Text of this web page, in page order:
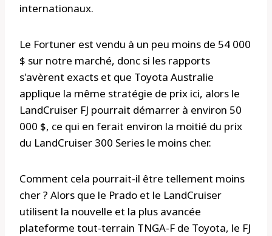
internationaux.
Le Fortuner est vendu à un peu moins de 54 000
$ sur notre marché, donc si les rapports
s'avèrent exacts et que Toyota Australie
applique la même stratégie de prix ici, alors le
LandCruiser FJ pourrait démarrer à environ 50
000 $, ce qui en ferait environ la moitié du prix
du LandCruiser 300 Series le moins cher.
Comment cela pourrait-il être tellement moins
cher ? Alors que le Prado et le LandCruiser
utilisent la nouvelle et la plus avancée
plateforme tout-terrain TNGA-F de Toyota, le FJ